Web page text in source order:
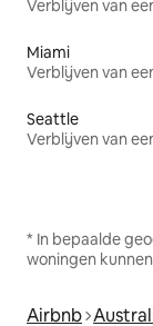
Verblijven van
Miami
Verblijven van
Seattle
Verblijven van
* In bepaalde
woningen
Airbnb